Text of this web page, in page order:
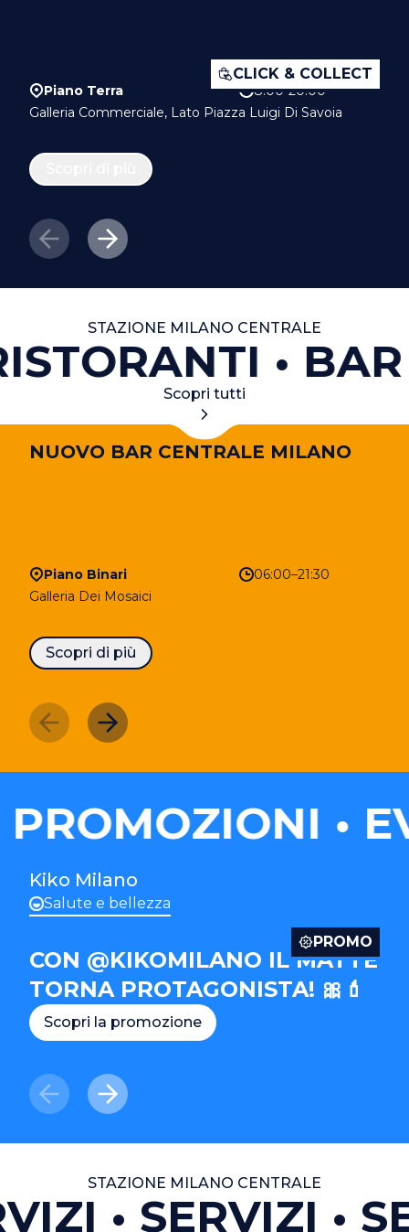
CLICK & COLLECT
Piano Terra
8.00-20.00
Galleria Commerciale, Lato Piazza Luigi Di Savoia
STAZIONE MILANO CENTRALE
BAR
Scopri tutti
NUOVO BAR CENTRALE MILANO
Piano Binari
06:00–21:30
Galleria Dei Mosaici
Scopri di più
Kiko Milano
Salute e bellezza
PROMO
CON @KIKOMILANO IL MATTE
TORNA PROTAGONISTA! 🎀💄
Scopri la promozione
STAZIONE MILANO CENTRALE
SERVIZI